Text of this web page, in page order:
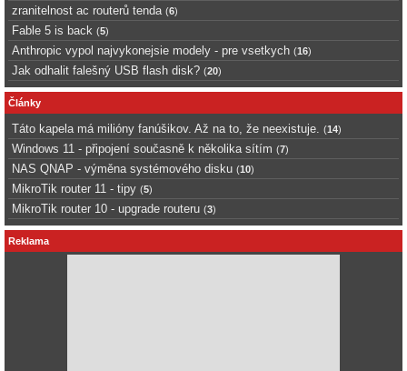
zranitelnost ac routerů tenda (6)
Fable 5 is back (5)
Anthropic vypol najvykonejsie modely - pre vsetkych (16)
Jak odhalit falešný USB flash disk? (20)
Články
Táto kapela má milióny fanúšikov. Až na to, že neexistuje. (14)
Windows 11 - připojení současně k několika sítím (7)
NAS QNAP - výměna systémového disku (10)
MikroTik router 11 - tipy (5)
MikroTik router 10 - upgrade routeru (3)
Reklama